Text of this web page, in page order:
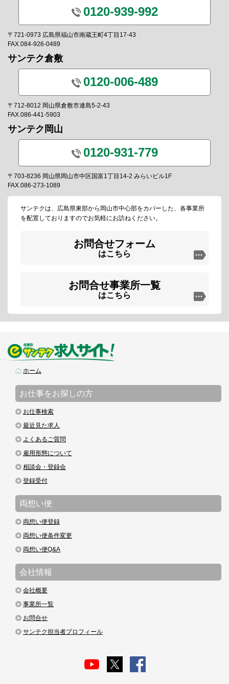
0120-939-992
〒721-0973 広島県福山市南蔵王町4丁目17-43
FAX.084-926-0489
サンテク倉敷
0120-006-489
〒712-8012 岡山県倉敷市連島5-2-43
FAX.086-441-5903
サンテク岡山
0120-931-779
〒703-8236 岡山県岡山市中区国富1丁目14-2 みらいビル1F
FAX.086-273-1089
サンテクは、広島県東部から岡山市中心部をカバーした、各事業所
を配置しておりますのでお気軽にお訪ねください。
お問合せフォーム
はこちら
お問合せ事業所一覧
はこちら
ホーム
お仕事をお探しの方
お仕事検索
最近見た求人
よくあるご質問
雇用形態について
相談会・登録会
登録受付
両想い便
両想い便登録
両想い便条件変更
両想い便Q&A
会社情報
会社概要
事業所一覧
お問合せ
サンテク担当者プロフィール